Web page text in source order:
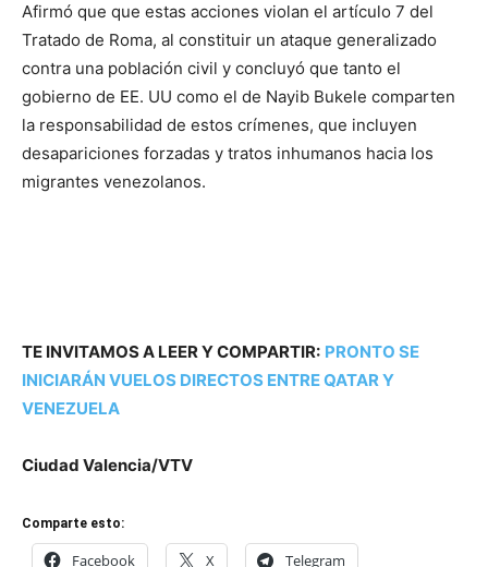
Afirmó que que estas acciones violan el artículo 7 del
Tratado de Roma, al constituir un ataque generalizado
contra una población civil y concluyó que tanto el
gobierno de EE. UU como el de Nayib Bukele comparten
la responsabilidad de estos crímenes, que incluyen
desapariciones forzadas y tratos inhumanos hacia los
migrantes venezolanos.
TE INVITAMOS A LEER Y COMPARTIR: PRONTO SE
INICIARÁN VUELOS DIRECTOS ENTRE QATAR Y
VENEZUELA
Ciudad Valencia/VTV
Comparte esto:
Facebook X Telegram